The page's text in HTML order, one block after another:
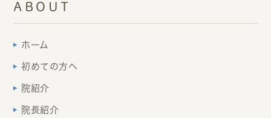
ABOUT
ホーム
初めての方へ
院紹介
院長紹介